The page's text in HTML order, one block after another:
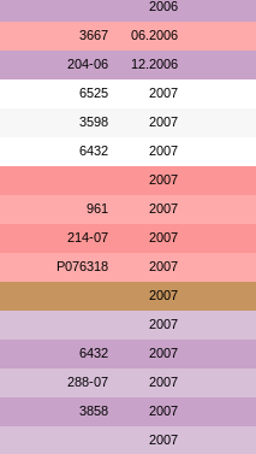
2006
3667 06.2006
204-06 12.2006
6525 2007
3598 2007
6432 2007
2007
961 2007
214-07 2007
P076318 2007
2007
2007
6432 2007
288-07 2007
3858 2007
2007